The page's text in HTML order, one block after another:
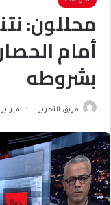
محللون:
أمام
بشروطه
فريق التحرير فبراير 24, 2024